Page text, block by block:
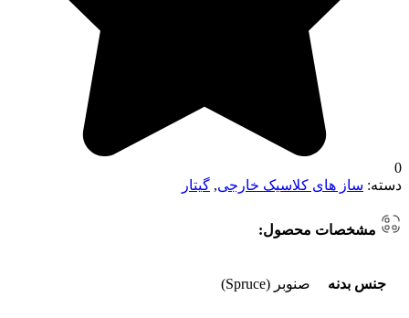
0
دسته: ساز های کلاسیک خارجی, گیتار
مشخصات محصول:
جنس بدنه صنوبر (Spruce)